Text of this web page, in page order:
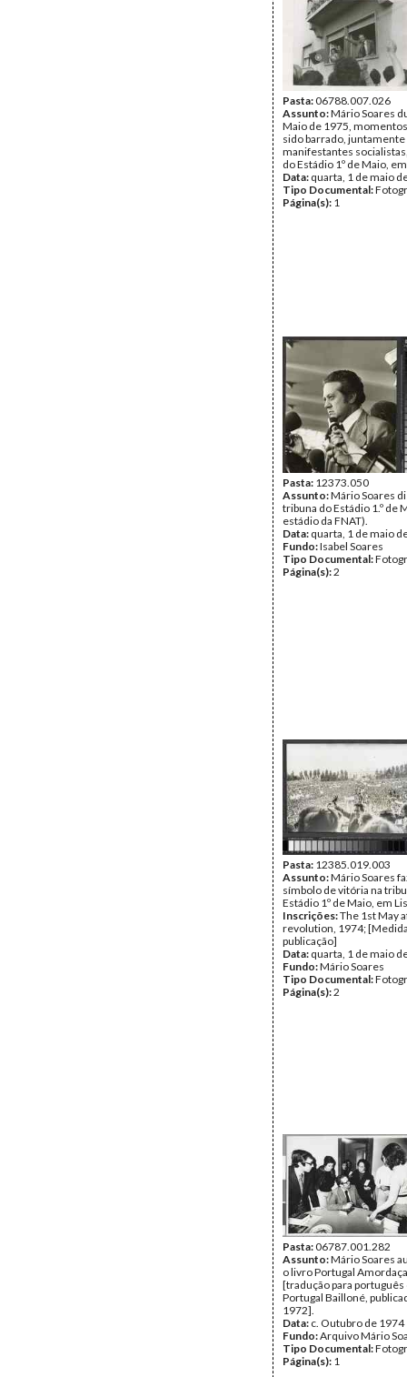
Pasta:06788.007.026
Assunto:Mário Soares
Maio de 1975,
sido barrado, juntamente
manifestantes
do Estádio 1º de Maio,
Data: quarta, 1 de maio
Tipo Documental:
Página(s): 1
Pasta: 12373.050
Assunto:Mário Soares
tribuna do Estádio 1.º de
estádio da FNAT).
Data: quarta, 1 de maio
Fundo:Isabel Soares
Tipo Documental:
Página(s):2
Pasta: 12385.019.003
Assunto:Mário Soares
símbolo de vitória na
Estádio 1º de Maio, em
Inscrições:The 1st May
revolution, 1974;
publicação]
Data: quarta, 1 de maio
Fundo:Mário Soares
Tipo Documental:
Página(s):2
Pasta:06787.001.282
Assunto:Mário Soares
o livro Portugal
[tradução para
Portugal Bailloné,
1972].
Data: c. Outubro de 1974
Fundo:Arquivo Mário
Tipo Documental:
Página(s): 1